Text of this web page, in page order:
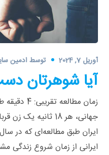
آوریل 7, 2024 توسطادمین
آیا شوهرتان
زمان
جهانی، هر 18
ایرانی از زمان شروع زندگی